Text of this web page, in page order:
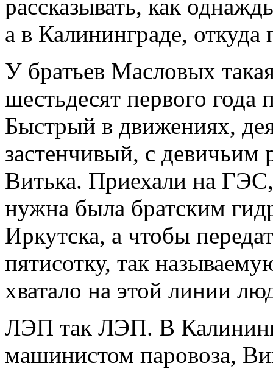
рассказывать, как
а в Калининграде, откуда
У братьев Масловых
шестьдесят первого года
Быстрый в движениях,
застенчивый, с
Витька. Приехали на
нужна была братским
Иркутска, а чтобы
пятисотку, так
хватало на этой линии
ЛЭП так ЛЭП. В
машинистом паровоза,